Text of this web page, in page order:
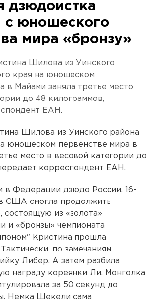
дзюдоистка
с юношеского
мира «бронзу»
Шилова из Уинского
края на юношеском
в Майами заняла третье место
до 48 килограммов,
ЕАН.
Шилова из Уинского района
юношеском первенстве мира в
место в весовой категории до
корреспондент ЕАН.
в Федерации дзюдо России, 16-
США смогла продолжить
состоящую из «золота»
и «бронзы» чемпионата
Кристина прошла
по замечаниям
Либер. А затем разбила
награду кореянки Ли. Монголка
за 50 секунд до
Немка Шекели сама